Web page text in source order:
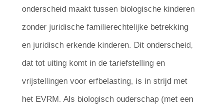
onderscheid maakt tussen biologische kinderen
zonder juridische familierechtelijke betrekking
en juridisch erkende kinderen. Dit onderscheid,
dat tot uiting komt in de tariefstelling en
vrijstellingen voor erfbelasting, is in strijd met
het EVRM. Als biologisch ouderschap (met een